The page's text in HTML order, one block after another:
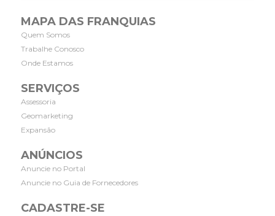
MAPA DAS FRANQUIAS
Quem Somos
Trabalhe Conosco
Onde Estamos
SERVIÇOS
Assessoria
Geomarketing
Expansão
ANÚNCIOS
Anuncie no Portal
Anuncie no Guia de Fornecedores
CADASTRE-SE